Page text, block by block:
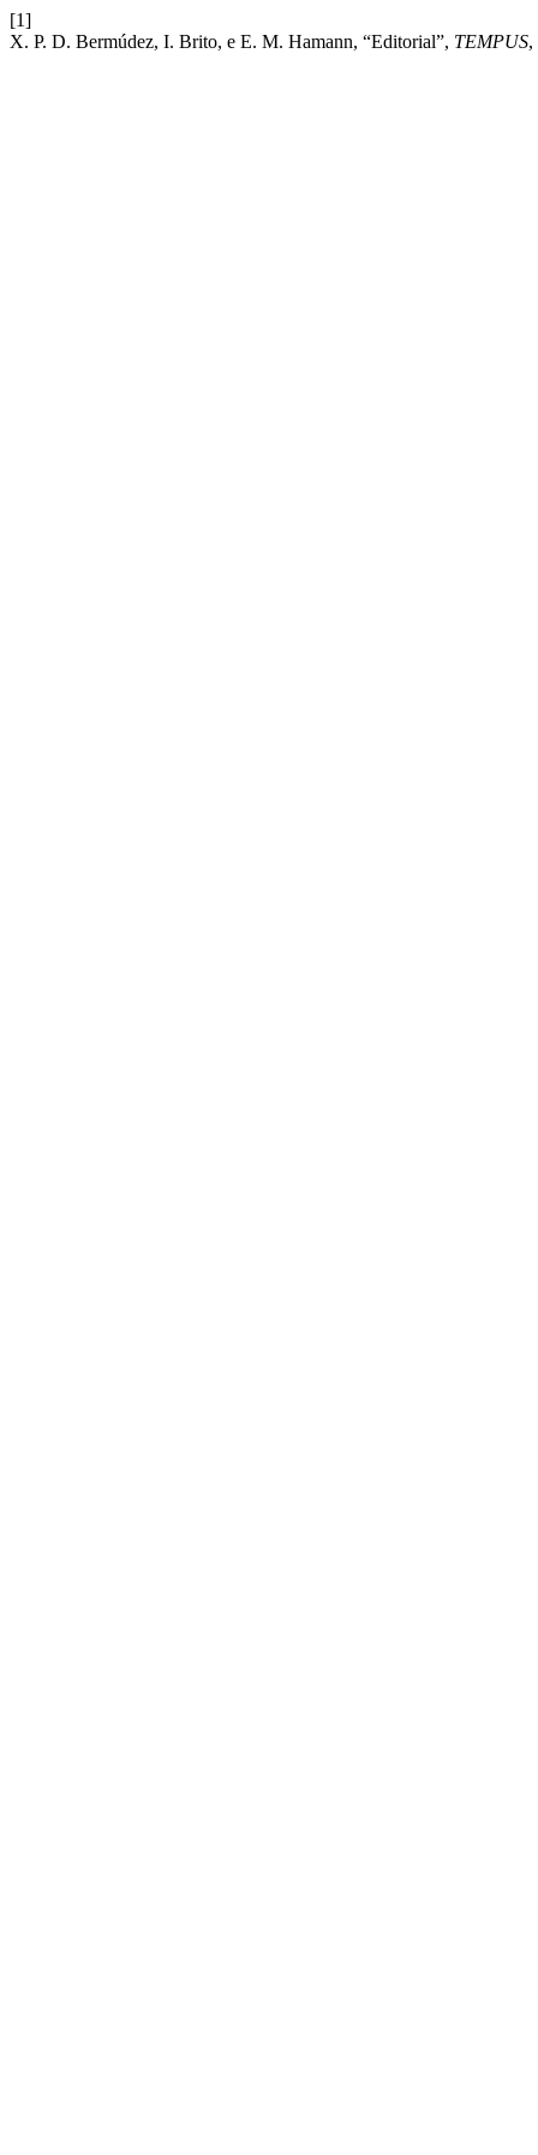
[1]
X. P. D. Bermúdez, I. Brito, e E. M. Hamann, “Editorial”, TEMPUS,